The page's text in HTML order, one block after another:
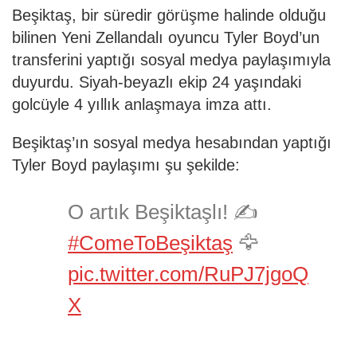
Beşiktaş, bir süredir görüşme halinde olduğu
bilinen Yeni Zellandalı oyuncu Tyler Boyd’un
transferini yaptığı sosyal medya paylaşımıyla
duyurdu. Siyah-beyazlı ekip 24 yaşındaki
golcüyle 4 yıllık anlaşmaya imza attı.
Beşiktaş’ın sosyal medya hesabından yaptığı
Tyler Boyd paylaşımı şu şekilde:
O artık Beşiktaşlı! ✍
#ComeToBeşiktaş 🦅
pic.twitter.com/RuPJ7jgoQ
X